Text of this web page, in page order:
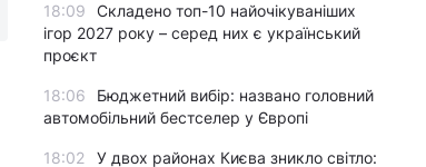
18:09
Складено топ-10 найочікуваніших
ігор 2027 року – серед них є український
проєкт
18:06
Бюджетний вибір: названо головний
автомобільний бестселер у Європі
18:02 У двох районах Києва зникло світло: